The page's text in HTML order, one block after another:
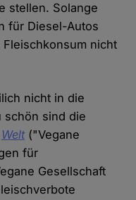
stellen. Solange
für Diesel-Autos
nicht
nicht in die
schön sind die
Welt("Vegane
für
Gesellschaft